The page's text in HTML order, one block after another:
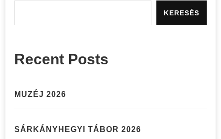
KERESÉS
Recent Posts
MUZÉJ 2026
SÁRKÁNYHEGYI TÁBOR 2026